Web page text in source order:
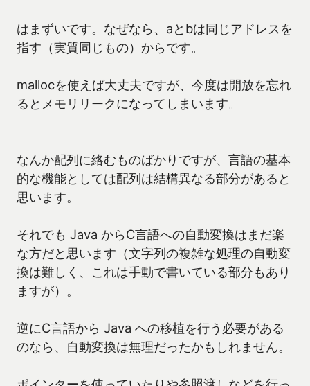
はまずいです。なぜなら、aとbは同じアドレスを
指す（実質同じもの）からです。
mallocを使えば大丈夫ですが、今度は開放を忘れ
るとメモリリークになってしまいます。
なんか配列に絡むものばかりですが、言語の基本
的な機能としては配列は結構異なる部分があると
思います。
それでも Java からC言語への自動変換はまだ楽
な方だと思います（文字列の複雑な処理の自動変
換は難しく、これは手動で書いている部分もあり
ますが）。
逆にC言語から Java への移植を行う必要がある
のなら、自動変換は無理だったかもしれません。